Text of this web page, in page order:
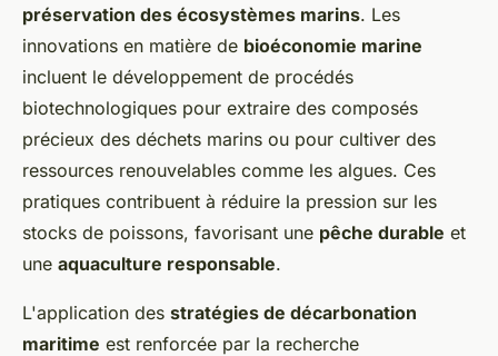
préservation des écosystèmes marins. Les
innovations en matière de bioéconomie marine
incluent le développement de procédés
biotechnologiques pour extraire des composés
précieux des déchets marins ou pour cultiver des
ressources renouvelables comme les algues. Ces
pratiques contribuent à réduire la pression sur les
stocks de poissons, favorisant une pêche durable et
une aquaculture responsable.
L'application des stratégies de décarbonation
maritime est renforcée par la recherche